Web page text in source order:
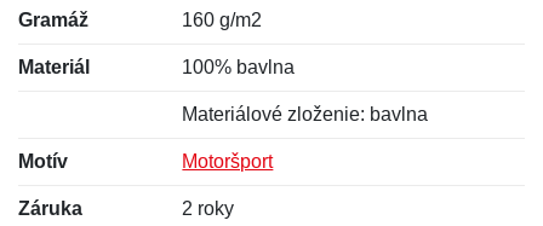
Gramáž 160 g/m2
Materiál 100% bavlna
Materiálové zloženie: bavlna
Motív Motoršport
Záruka 2 roky